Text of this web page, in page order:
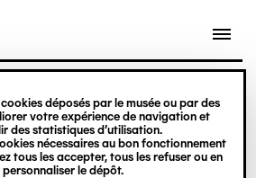
déposés par le musée ou par des
votre expérience de navigation et
des statistiques d’utilisation.
nécessaires au bon fonctionnement
tous les accepter, tous les refuser ou en
personnaliser le dépôt.